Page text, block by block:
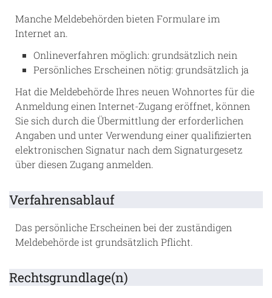
Manche Meldebehörden bieten Formulare im
Internet an.
Onlineverfahren möglich: grundsätzlich nein
Persönliches Erscheinen nötig: grundsätzlich ja
Hat die Meldebehörde Ihres neuen Wohnortes für die
Anmeldung einen Internet-Zugang eröffnet, können
Sie sich durch die Übermittlung der erforderlichen
Angaben und unter Verwendung einer qualifizierten
elektronischen Signatur nach dem Signaturgesetz
über diesen Zugang anmelden.
Verfahrensablauf
Das persönliche Erscheinen bei der zuständigen
Meldebehörde ist grundsätzlich Pflicht.
Rechtsgrundlage(n)